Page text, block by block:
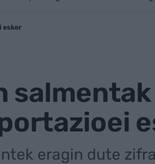
esker
salmentak
eragin dute